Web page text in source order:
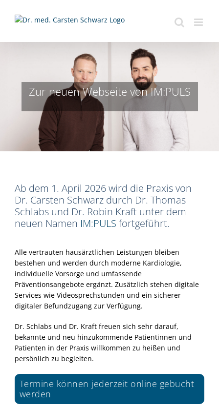
Inhalt
Zur neuen Webseite von IM:PULS
Ab dem 1. April 2026 wird die Praxis von
Dr. Carsten Schwarz durch Dr. Thomas
Schlabs und Dr. Robin Kraft unter dem
neuen Namen IM:PULS fortgeführt.
Alle vertrauten hausärztlichen Leistungen bleiben
bestehen und werden durch moderne Kardiologie,
individuelle Vorsorge und umfassende
Präventionsangebote ergänzt. Zusätzlich stehen digitale
Services wie Videosprechstunden und ein sicherer
digitaler Befundzugang zur Verfügung.
Dr. Schlabs und Dr. Kraft freuen sich sehr darauf,
bekannte und neu hinzukommende Patientinnen und
Patienten in der Praxis willkommen zu heißen und
persönlich zu begleiten.
Termine können jederzeit online gebucht
werden